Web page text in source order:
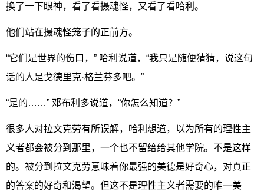
换了一下眼神，看了看摄魂怪，又看了看哈利。
他们站在摄魂怪笼子的正前方。
“它们是世界的伤口，” 哈利说道，“我只是随便猜猜，说这句
话的人是戈德里克·格兰芬多吧。”
“是的……” 邓布利多说道，“你怎么知道？”
很多人对拉文克劳有所误解，哈利想道，以为所有的理性主
义者都会被分到那里，一个也不留给给其他学院。不是这样
的。被分到拉文克劳意味着你最强的美德是好奇心，对真正
的答案的好奇和渴望。但这不是理性主义者需要的唯一美